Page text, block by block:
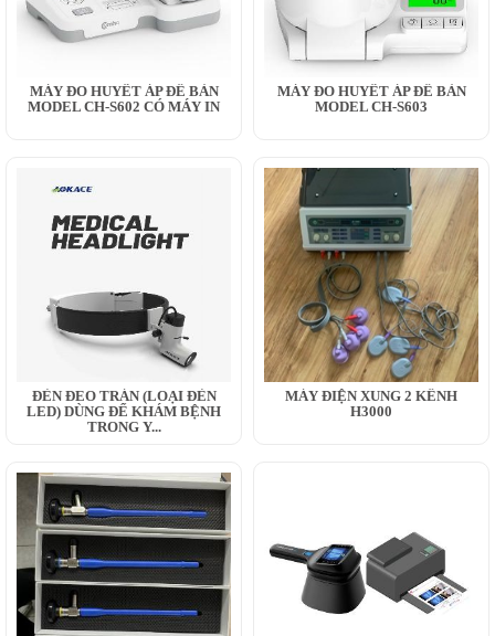
MÁY ĐO HUYẾT ÁP ĐỂ BÀN
MODEL CH-S602 CÓ MÁY IN
MÁY ĐO HUYẾT ÁP ĐỂ BÀN
MODEL CH-S603
ĐÈN ĐEO TRÁN (LOẠI ĐÈN
LED) DÙNG ĐỂ KHÁM BỆNH
TRONG Y...
MÁY ĐIỆN XUNG 2 KÊNH
H3000